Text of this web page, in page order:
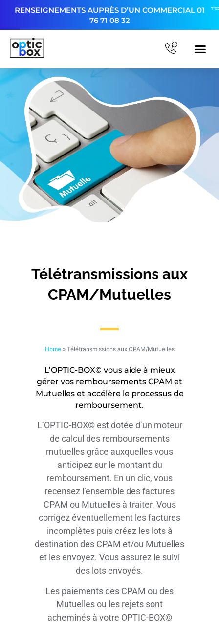
RENSEIGNEMENTS AUPRÈS D’UN COMMERCIAL 01
76 71 08 32
Télétransmissions aux
CPAM/Mutuelles
Home »Télétransmissions aux CPAM/Mutuelles
L’OPTIC-BOX© vous aide à mieux
gérer vos remboursements CPAM et
Mutuelles et accélère le processus de
remboursement.
L’OPTIC-BOX© est dotée d’un moteur
de calcul des remboursements
mutuelles grâce auxquelles vous
anticipez sur le montant du
remboursement. En un clic, vous
recensez l’ensemble des factures
CPAM ou Mutuelles à traiter. Vous
corrigez éventuellement les factures
incomplètes puis créez les lots à
destination des CPAM et/ou Mutuelles
et les envoyez. Vous assurez le suivi
des lots envoyés.
Les paiements des CPAM ou des
Mutuelles ou les rejets sont
acheminés à votre OPTIC-BOX©